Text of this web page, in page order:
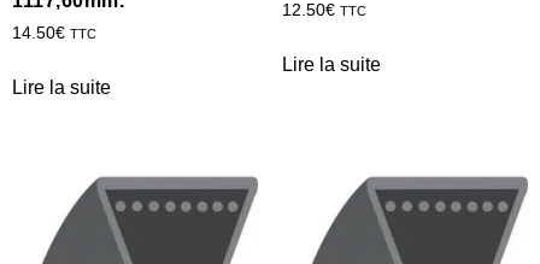
14.50€ TTC
Lire la suite
12.50€ TTC
Lire la suite